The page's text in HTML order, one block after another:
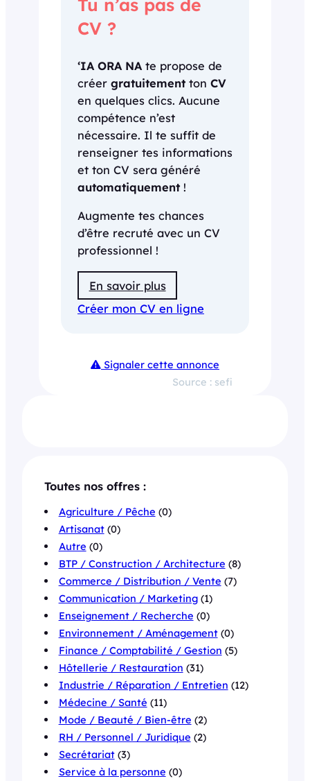
Tu n’as pas de
CV ?
‘IA ORA NA te propose de
créer gratuitementton CV
en quelques clics. Aucune
compétence n’est
nécessaire. Il te suffit de
renseigner tes informations
et ton CV sera généré
automatiquement!
Augmente tes chances
d’être recruté avec un CV
professionnel !
En savoir plus
Créer mon CV en ligne
Signaler cette annonce
Source : sefi
Toutes nos offres :
Agriculture / Pêche (0)
Artisanat(0)
Autre (0)
BTP / Construction / Architecture (8)
Commerce / Distribution / Vente (7)
Communication / Marketing(1)
Enseignement / Recherche (0)
Environnement / Aménagement(0)
Finance / Comptabilité / Gestion (5)
Hôtellerie / Restauration (31)
Industrie / Réparation / Entretien (12)
Médecine / Santé (11)
Mode / Beauté / Bien-être (2)
RH / Personnel / Juridique (2)
Secrétariat(3)
Service à la personne (0)